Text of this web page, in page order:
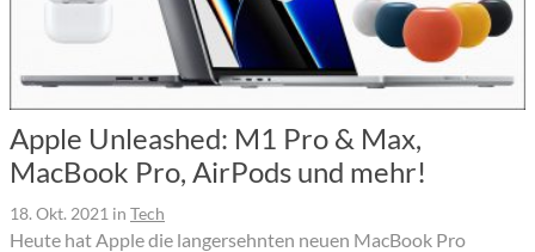
Apple Unleashed: M1 Pro & Max,
MacBook Pro, AirPods und mehr!
18. Okt. 2021 in Tech
Heute hat Apple die langersehnten neuen MacBook Pro